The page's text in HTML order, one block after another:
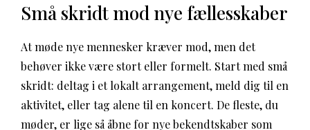
Små skridt mod nye fællesskaber
At møde nye mennesker kræver mod, men det
behøver ikke være stort eller formelt. Start med små
skridt: deltag i et lokalt arrangement, meld dig til en
aktivitet, eller tag alene til en koncert. De fleste, du
møder, er lige så åbne for nye bekendtskaber som